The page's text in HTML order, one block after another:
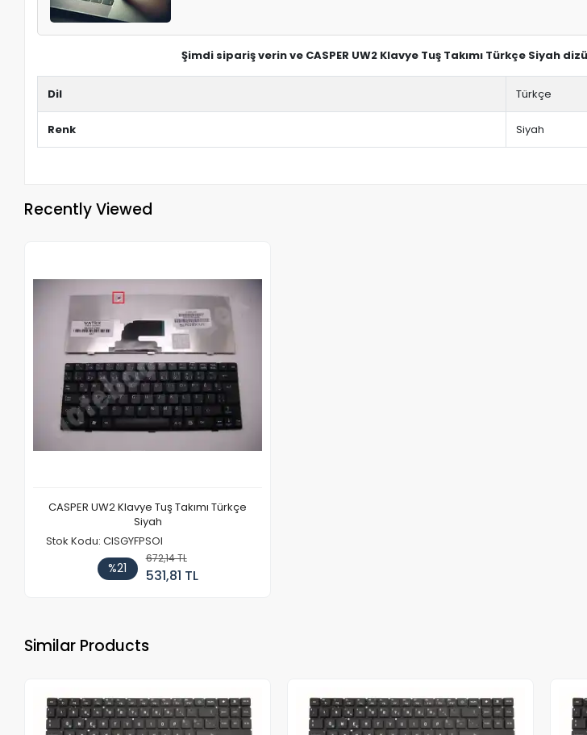
Şimdi sipariş verin ve CASPER UW2 Klavye Tuş Takımı Türkçe Siyah
Dil Türkçe
Renk Siyah
Recently Viewed
CASPER UW2 Klavye Tuş Takımı Türkçe
Siyah
Stok Kodu: CISGYFPSOI
%21
672,14 TL
531,81 TL
Similar Products